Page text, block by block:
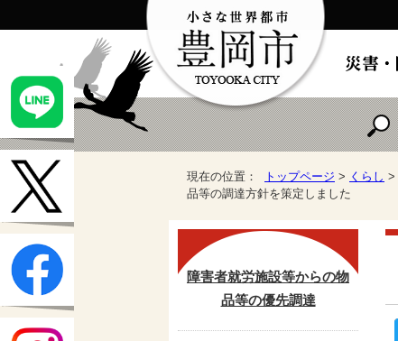
現在の位置： トップページ > くらし >
品等の調達方針を策定しました
障害者就労施設等からの物
品等の優先調達